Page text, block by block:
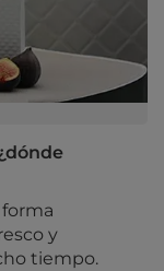
y
tiempo.